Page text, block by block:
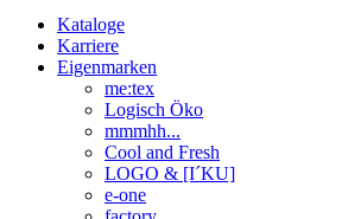
Kataloge
Karriere
Eigenmarken
me:tex
Logisch Öko
mmmhh...
Cool and Fresh
LOGO & [I´KU]
e-one